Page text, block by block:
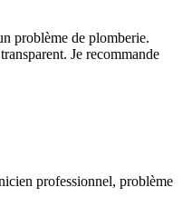
problème de plomberie.
Je recommande
professionnel, problème